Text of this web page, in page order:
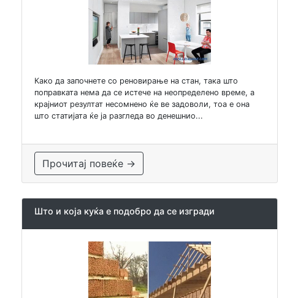
Како да започнете со реновирање на стан, така што
поправката нема да се истече на неопределено време, а
крајниот резултат несомнено ќе ве задоволи, тоа е она
што статијата ќе ја разгледа во денешнио...
Прочитај повеќе →
Што и која куќа е подобро да се изгради